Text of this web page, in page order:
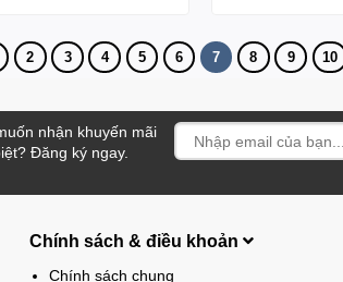
2 3 4 5 6 7 8 9 10
nhận khuyến mãi
Đăng ký ngay.
Chính sách & điều khoản
Chính sách chung